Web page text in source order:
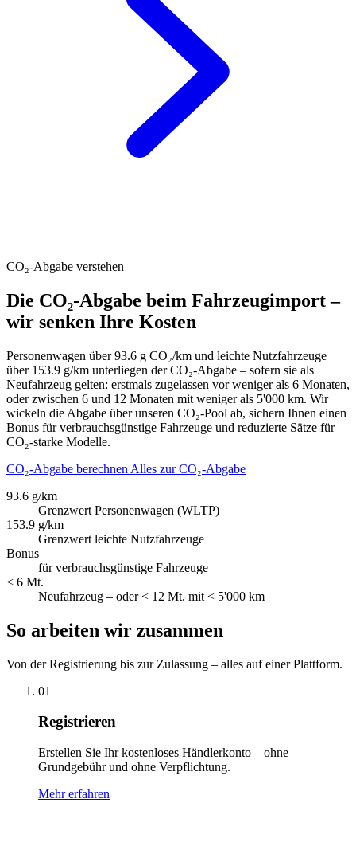
CO₂-Abgabe verstehen
Die CO₂-Abgabe beim Fahrzeugimport –
wir senken Ihre Kosten
Personenwagen über 93.6 g CO₂/km und leichte Nutzfahrzeuge
über 153.9 g/km unterliegen der CO₂-Abgabe – sofern sie als
Neufahrzeug gelten: erstmals zugelassen vor weniger als 6 Monaten,
oder zwischen 6 und 12 Monaten mit weniger als 5'000 km. Wir
wickeln die Abgabe über unseren CO₂-Pool ab, sichern Ihnen einen
Bonus für verbrauchsgünstige Fahrzeuge und reduzierte Sätze für
CO₂-starke Modelle.
CO₂-Abgabe berechnen Alles zur CO₂-Abgabe
93.6 g/km
Grenzwert Personenwagen (WLTP)
153.9 g/km
Grenzwert leichte Nutzfahrzeuge
Bonus
für verbrauchsgünstige Fahrzeuge
< 6 Mt.
Neufahrzeug – oder < 12 Mt. mit < 5'000 km
So arbeiten wir zusammen
Von der Registrierung bis zur Zulassung – alles auf einer Plattform.
01
Registrieren
Erstellen Sie Ihr kostenloses Händlerkonto – ohne
Grundgebühr und ohne Verpflichtung.
Mehr erfahren